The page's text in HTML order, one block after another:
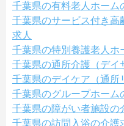
千葉県の有料老人ホーム
千葉県のサービス付き高
求人
千葉県の特別養護老人ホ
千葉県の通所介護（デイ
千葉県のデイケア（通所
千葉県のグループホーム
千葉県の障がい者施設の
千葉県の訪問入浴の介護